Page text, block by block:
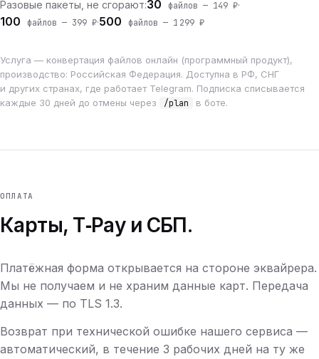
Разовые пакеты, не сгорают:30 файлов — 149 ₽·
100 файлов — 399 ₽·500 файлов — 1 299 ₽
Услуга — конвертация файлов онлайн (программный продукт),
производство: Российская Федерация. Доступна в РФ, СНГ
и других странах, где работает Telegram. Подписка списывается
каждые 30 дней до отмены через
/plan в боте.
ОПЛАТА
Карты, T‑Pay и СБП.
Платёжная форма открывается на стороне эквайрера.
Мы не получаем и не храним данные карт. Передача
данных — по TLS 1.3.
Возврат при технической ошибке нашего сервиса —
автоматический, в течение 3 рабочих дней на ту же